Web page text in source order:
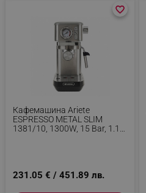
Кафемашина Ariete
ESPRESSO METAL SLIM
1381/10, 1300W, 15 Bar, 1.1
231.05 € / 451.89 лв.
favorite_border
favorite_border
_sgf_test_mode